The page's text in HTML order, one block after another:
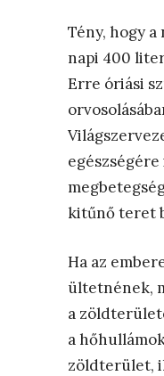
Tény, hogy
napi 400
Erre óriási
kitűnő teret
Ha az
ültetnének,
a
a
zöldterület,